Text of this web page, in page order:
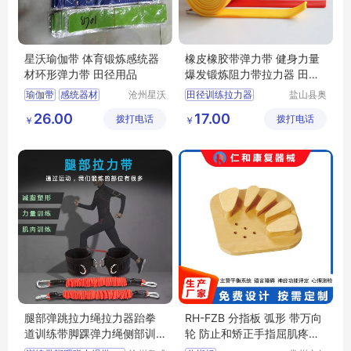
星沃瑜伽带 体育锻炼感统器
材环形弹力带 田径用品
瑜伽带 感统器材
田径训练用品
沧州星沃
有限公司
￥ 26.00 拨打电话
橡皮橡胶带弹力带 健身力量
爆发锻炼阻力带拉力器 田径
训练足球篮球
田径训练拉力器
橡皮橡胶带弹力带
田径跨栏架
盐山县奥
材厂
￥ 17.00 拨打电话
腿部弹跳拉力绳拉力器跆拳
道训练带脚踝弹力绳侧部训
RH-FZB 分指板 弧形 带万向
轮 防止和矫正手指屈肌疼挛